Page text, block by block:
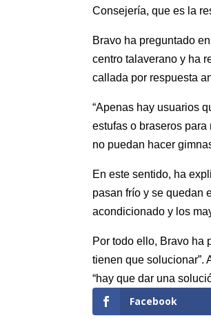
Consejería, que es la
Bravo ha preguntado
centro talaverano y ha
callada por respuesta
“Apenas hay usuarios
estufas o braseros
no puedan hacer
En este sentido, ha
pasan frío y se quedan
acondicionado y los
Por todo ello, Bravo ha
tienen que solucionar”.
“hay que dar una
Facebook